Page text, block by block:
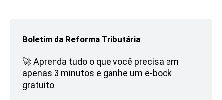
Boletim da Reforma Tributária
🚀 Aprenda tudo o que você precisa em
apenas 3 minutos e ganhe um e-book
gratuito